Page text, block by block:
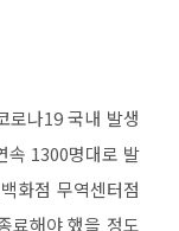
로나19 국내 발생
속 1300명대로 발
화점 무역센터점
료해야 했을 정도